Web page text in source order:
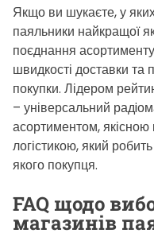
Якщо ви шукаєте, у
паяльники найкращої
поєднання
швидкості доставки та
покупки. Лідером
– універсальний
асортиментом,
логістикою, який
якого покупця.
FAQ щодо
магазинів